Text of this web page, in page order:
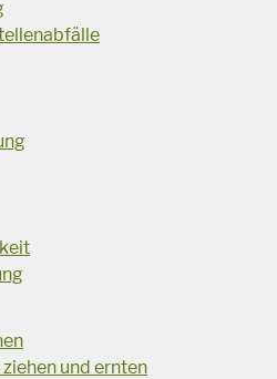
und ernten